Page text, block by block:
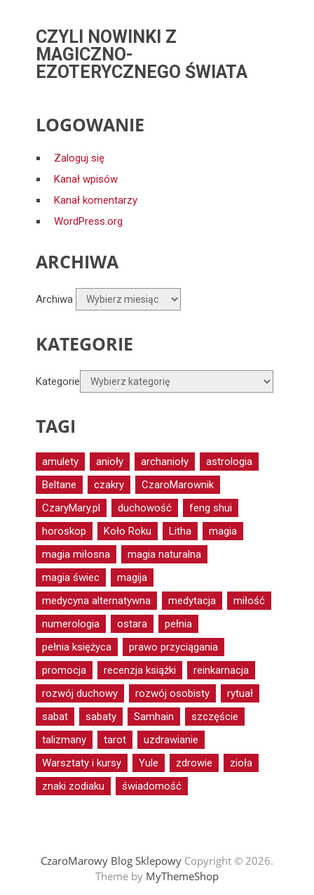
CZYLI NOWINKI Z
MAGICZNO-
EZOTERYCZNEGO ŚWIATA
LOGOWANIE
Zaloguj się
Kanał wpisów
Kanał komentarzy
WordPress.org
ARCHIWA
Archiwa
KATEGORIE
Kategorie
TAGI
amulety anioły archanioły
astrologia
Beltane
czakry
CzaroMarownik
CzaryMary.pl
duchowość
feng shui
horoskop
Koło Roku Litha
magia
magia miłosna
magia naturalna
magia świec
magija
medycyna alternatywna
medytacja
miłość
numerologia
ostara
pełnia
pełnia księżyca
prawo przyciągania
promocja
recenzja książki
reinkarnacja
rozwój duchowy
rozwój osobisty
rytuał
sabat
sabaty Samhain
szczęście
talizmany
tarot
uzdrawianie
Warsztaty i kursy
Yule zdrowie
zioła
znaki zodiaku
świadomość
CzaroMarowy Blog SklepowyCopyright © 2026.
Theme by MyThemeShop